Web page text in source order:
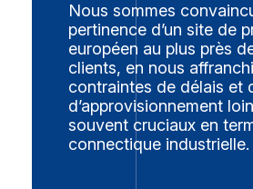
Nous sommes
pertinence d’un site de
européen au plus près
clients, en nous
contraintes de délais et
d’approvisionnement
souvent cruciaux en
connectique industrielle.